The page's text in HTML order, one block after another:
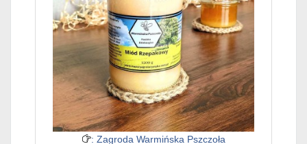
: Zagroda Warmińska Pszczoła